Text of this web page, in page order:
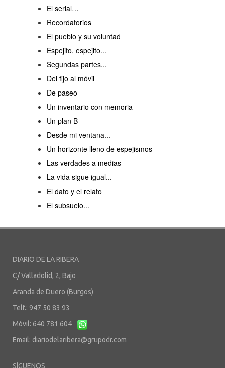
El serial…
Recordatorios
El pueblo y su voluntad
Espejito, espejito...
Segundas partes...
Del fijo al móvil
De paseo
Un inventario con memoria
Un plan B
Desde mi ventana...
Un horizonte lleno de espejismos
Las verdades a medias
La vida sigue igual...
El dato y el relato
El subsuelo...
DIARIO DE LA RIBERA
C/ Valladolid, 2, Bajo
Aranda de Duero (Burgos)
Telf.: 947 50 83 93
Móvil: 640 781 604
Email: diariodelaribera@grupodr.com
SÍGUENOS